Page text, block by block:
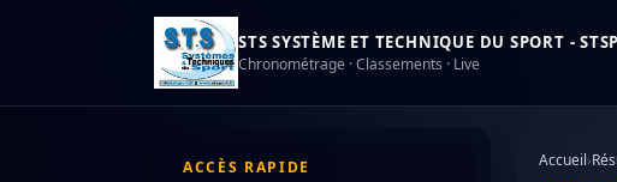
STS SYSTÈME ET TECHNIQUE DU SPORT -
Chronométrage · Classements · Live
ACCÈS RAPIDE Accueil›